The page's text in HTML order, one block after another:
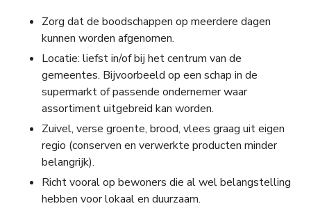
Zorg dat de boodschappen op meerdere dagen
kunnen worden afgenomen.
Locatie: liefst in/of bij het centrum van de
gemeentes. Bijvoorbeeld op een schap in de
supermarkt of passende ondernemer waar
assortiment uitgebreid kan worden.
Zuivel, verse groente, brood, vlees graag uit eigen
regio (conserven en verwerkte producten minder
belangrijk).
Richt vooral op bewoners die al wel belangstelling
hebben voor lokaal en duurzaam.